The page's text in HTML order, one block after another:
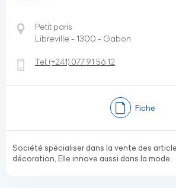
Petit paris
Libreville - 1300 - Gabon
Tel:(+241) 077 91 56 12
Fiche
Société spécialiser dans la vente des
décoration, Elle innove aussi dans la mode.